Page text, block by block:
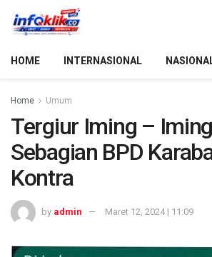
HOME INTERNASIONAL
Home Umum
Tergiur Iming –
Sebagian BPD
Kontra
by admin Maret 12, 2024 | 11:09